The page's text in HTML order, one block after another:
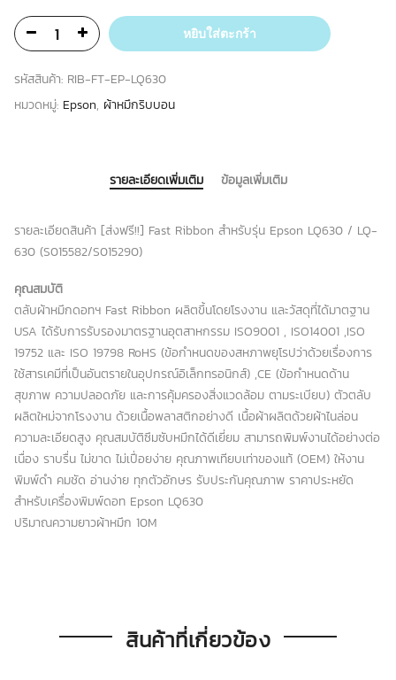
หยิบใส่ตะกร้า
รหัสสินค้า: RIB-FT-EP-LQ630
หมวดหมู่: Epson, ผ้าหมึกริบบอน
รายละเอียดเพิ่มเติม ข้อมูลเพิ่มเติม
รายละเอียดสินค้า [ส่งฟรี!!] Fast Ribbon สำหรับรุ่น Epson LQ630 / LQ-
630 (S015582/S015290)
คุณสมบัติ
ตลับผ้าหมึกดอทฯ Fast Ribbon ผลิตขึ้นโดยโรงงาน และวัสดุที่ได้มาตฐาน
USA ได้รับการรับรองมาตรฐานอุตสาหกรรม ISO9001 , ISO14001 ,ISO
19752 และ ISO 19798 RoHS (ข้อกำหนดของสหภาพยุโรปว่าด้วยเรื่องการ
ใช้สารเคมีที่เป็นอันตรายในอุปกรณ์อิเล็กทรอนิกส์) ,CE (ข้อกำหนดด้าน
สุขภาพ ความปลอดภัย และการคุ้มครองสิ่งแวดล้อม ตามระเบียบ) ตัวตลับ
ผลิตใหม่จากโรงงาน ด้วยเนื้อพลาสติกอย่างดี เนื้อผ้าผลิตด้วยผ้าไนล่อน
ความละเอียดสูง คุณสมบัติซึมซับหมึกได้ดีเยี่ยม สามารถพิมพ์งานได้อย่างต่อ
เนื่อง ราบรื่น ไม่ขาด ไม่เปื่อยง่าย คุณภาพเทียบเท่าของแท้ (OEM) ให้งาน
พิมพ์ดำ คมชัด อ่านง่าย ทุกตัวอักษร รับประกันคุณภาพ ราคาประหยัด
สำหรับเครื่องพิมพ์ดอท Epson LQ630
ปริมาณความยาวผ้าหมึก 10M
สินค้าที่เกี่ยวข้อง